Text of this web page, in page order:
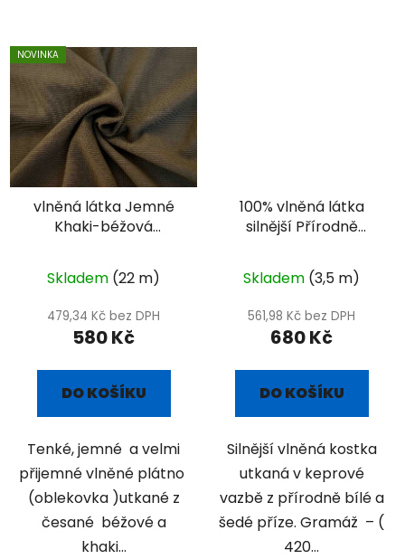
NOVINKA
vlněná látka Jemné
Khaki-béžová
Skladem (22 m)
479,34 Kč bez DPH
580 Kč
DO KOŠÍKU
Tenké, jemné a velmi
přijemné vlněné plátno
(oblekovka )utkané z
česané béžové a
khaki...
100% vlněná látka
silnější Přírodně
Skladem (3,5 m)
561,98 Kč bez DPH
680 Kč
DO KOŠÍKU
Silnější vlněná kostka
utkaná v keprové
vazbě z přírodně bílé a
šedé příze. Gramáž – (
420...